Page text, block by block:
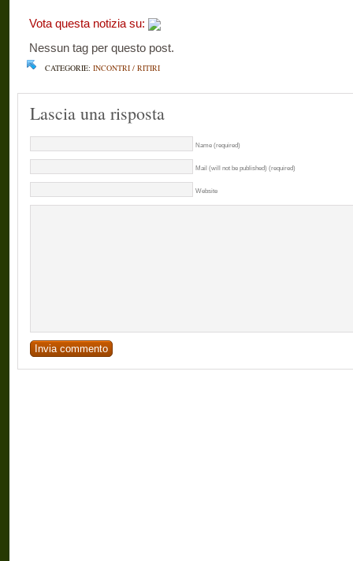
Vota questa notizia su:
Nessun tag per questo post.
CATEGORIE: INCONTRI / RITIRI
Lascia una risposta
Name (required)
Mail (will not be published) (required)
Website